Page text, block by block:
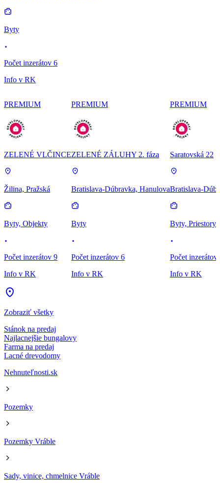
Byty
Počet inzerátov 6
Info v RK
PREMIUM
ZELENÉ VLČINCE
Žilina, Pražská
Byty, Objekty
Počet inzerátov 9
Info v RK
PREMIUM
ZELENÉ ZÁLUHY 2. fáza
Bratislava-Dúbravka, Hanulova
Byty
Počet inzerátov 6
Info v RK
PREMIUM
Saratovská 22
Bratislava-
Byty, Priestory
Počet inzerátov
Info v RK
Zobraziť všetky
Stánok na predaj
Najlacnejšie bungalovy
Farma na predaj
Lacné drevodomy
Nehnuteľnosti.sk
Pozemky
Pozemky Vráble
Sady, vinice, chmelnice Vráble